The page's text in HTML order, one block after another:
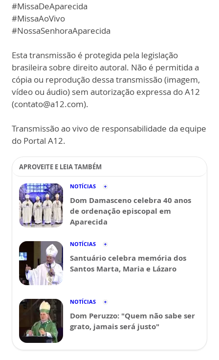
#MissaDeAparecida
#MissaAoVivo
#NossaSenhoraAparecida
Esta transmissão é protegida pela legislação
brasileira sobre direito autoral. Não é permitida a
cópia ou reprodução dessa transmissão (imagem,
vídeo ou áudio) sem autorização expressa do A12
(contato@a12.com).
Transmissão ao vivo de responsabilidade da equipe
do Portal A12.
APROVEITE E LEIA TAMBÉM
NOTÍCIAS
Dom Damasceno celebra 40 anos
de ordenação episcopal em
Aparecida
NOTÍCIAS
Santuário celebra memória dos
Santos Marta, Maria e Lázaro
NOTÍCIAS
Dom Peruzzo: "Quem não sabe ser
grato, jamais será justo"